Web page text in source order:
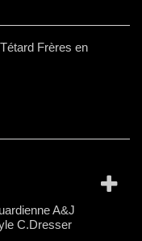
Frères en
A&J
C.Dresser